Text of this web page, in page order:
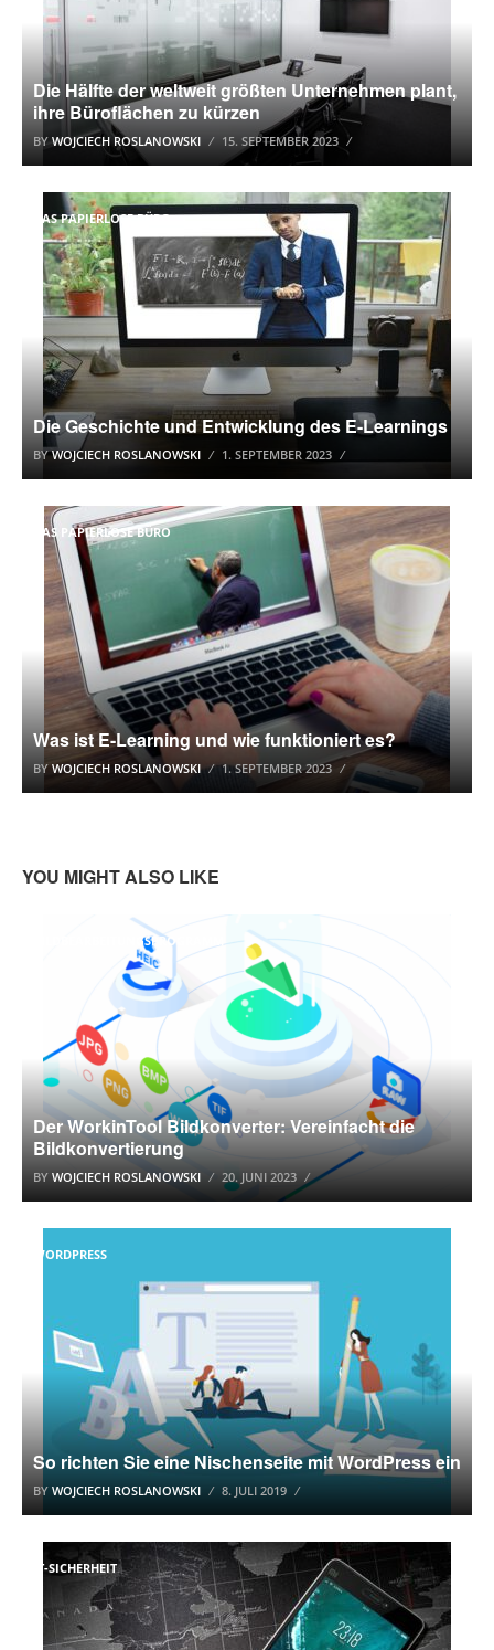
Die Hälfte der weltweit größten Unternehmen plant,
ihre Büroflächen zu kürzen
BY WOJCIECH ROSLANOWSKI 15. SEPTEMBER 2023
DAS PAPIERLOSE BÜRO
Die Geschichte und Entwicklung des E-Learnings
BYWOJCIECH ROSLANOWSKI 1. SEPTEMBER 2023
DAS PAPIERLOSE BÜRO
Was ist E-Learning und wie funktioniert es?
BYWOJCIECH ROSLANOWSKI 1. SEPTEMBER 2023
YOU MIGHT ALSO LIKE
BILDBEARBEITUNGSPROGRAMM
Der WorkinTool Bildkonverter: Vereinfacht die
Bildkonvertierung
BY WOJCIECH ROSLANOWSKI 20. JUNI 2023
WORDPRESS
So richten Sie eine Nischenseite mit WordPress ein
BY WOJCIECH ROSLANOWSKI 8. JULI 2019
IT-SICHERHEIT